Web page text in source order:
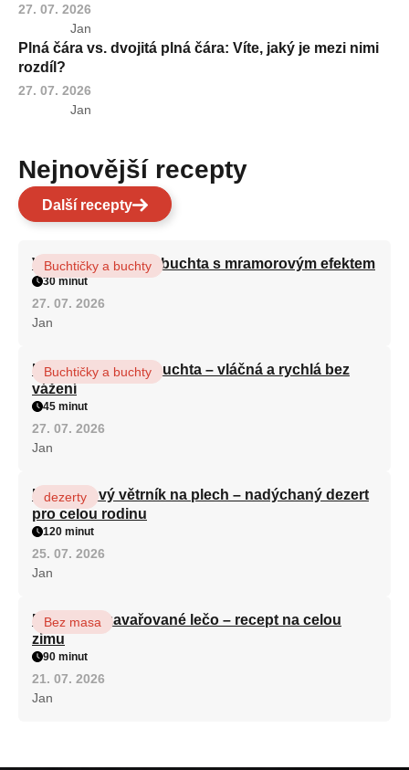
27. 07. 2026
Jan
Plná čára vs. dvojitá plná čára: Víte, jaký je mezi nimi
rozdíl?
27. 07. 2026
Jan
Nejnovější recepty
Další recepty
Vláčná olejová litá buchta s mramorovým efektem
Buchtičky a buchty
30 minut
27. 07. 2026
Jan
Hrnková maková buchta – vláčná a rychlá bez
vážení
Buchtičky a buchty
45 minut
27. 07. 2026
Jan
Karamelový větrník na plech – nadýchaný dezert
pro celou rodinu
dezerty
120 minut
25. 07. 2026
Jan
Babiččino zavařované lečo – recept na celou
zimu
Bez masa
90 minut
21. 07. 2026
Jan